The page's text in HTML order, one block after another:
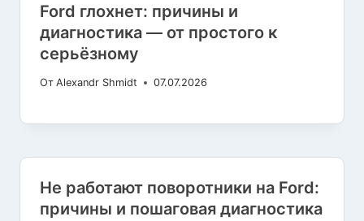
Ford глохнет: причины и
диагностика — от простого к
серьёзному
От Alexandr Shmidt 07.07.2026
Не работают поворотники на Ford:
причины и пошаговая диагностика